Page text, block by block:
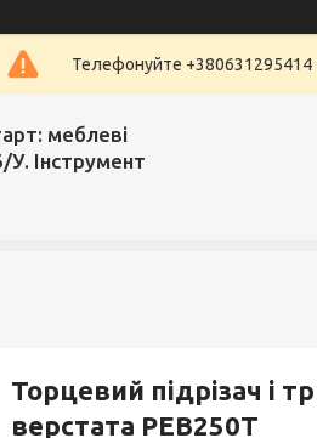
Телефонуйте +380631295414
меблеві
У. Інструмент
Торцевий підрізач і
верстата PEB250T